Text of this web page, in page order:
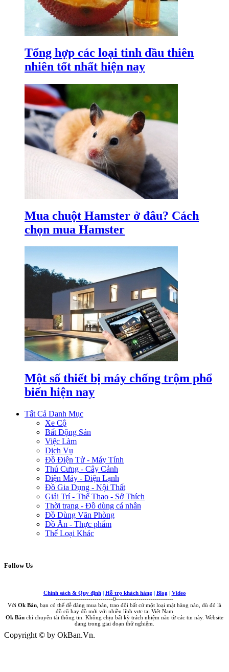
Tổng hợp các loại tinh dầu thiên
nhiên tốt nhất hiện nay
Mua chuột Hamster ở đâu? Cách
chọn mua Hamster
Một số thiết bị máy chống trộm phổ
biến hiện nay
Tất Cả Danh Mục
Xe Cộ
Bất Động Sản
Việc Làm
Dịch Vụ
Đồ Điện Tử - Máy Tính
Thú Cưng - Cây Cảnh
Điện Máy - Điện Lạnh
Đồ Gia Dụng - Nội Thất
Giải Trí - Thể Thao - Sở Thích
Thời trang - Đồ dùng cá nhân
Đồ Dùng Văn Phòng
Đồ Ăn - Thực phẩm
Thể Loại Khác
Follow Us
Chính sách & Quy định | Hỗ trợ khách hàng | Blog | Video
----------------------------0----------------------------
Với Ok Bán , bạn có thể dễ dàng mua bán, trao đổi bất cứ một loại mặt hàng nào, dù đó là
đồ cũ hay đồ mới với nhiều lĩnh vực tại Việt Nam
Ok Bán chỉ chuyển tải thông tin. Không chịu bất kỳ trách nhiệm nào từ các tin này. Website
đang trong giai đoạn thử nghiệm.
Copyright © by OkBan.Vn.